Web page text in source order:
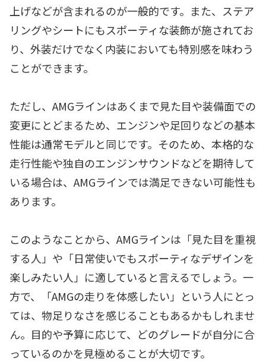
上げなどが含まれるのが一般的です。また、ステア
リングやシートにもスポーティな装飾が施されてお
り、外装だけでなく内装においても特別感を味わう
ことができます。
ただし、AMGラインはあくまで見た目や装備面での
変更にとどまるため、エンジンや足回りなどの基本
性能は通常モデルと同じです。そのため、本格的な
走行性能や独自のエンジンサウンドなどを期待して
いる場合は、AMGラインでは満足できない可能性も
あります。
このようなことから、AMGラインは「見た目を重視
する人」や「日常使いでもスポーティなデザインを
楽しみたい人」に適していると言えるでしょう。一
方で、「AMGの走りを体感したい」という人にとっ
ては、物足りなさを感じることもあるかもしれませ
ん。目的や予算に応じて、どのグレードが自分に合
っているのかを見極めることが大切です。